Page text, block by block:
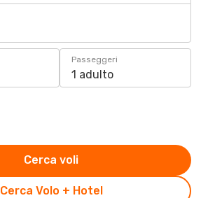
Passeggeri
1 adulto
Cerca Volo + Hotel
Cerca voli